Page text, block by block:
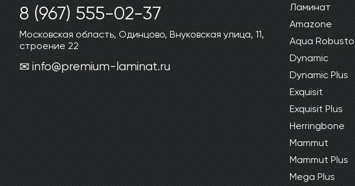
8 (967) 555-02-37
Московская область, Одинцово, Внуковская улица, 11,
строение 22
info@premium-laminat.ru
Ламинат
Amazone
Aqua Robusto
Dynamic
Dynamic Plus
Exquisit
Exquisit Plus
Herringbone
Mammut
Mammut Plus
Mega Plus